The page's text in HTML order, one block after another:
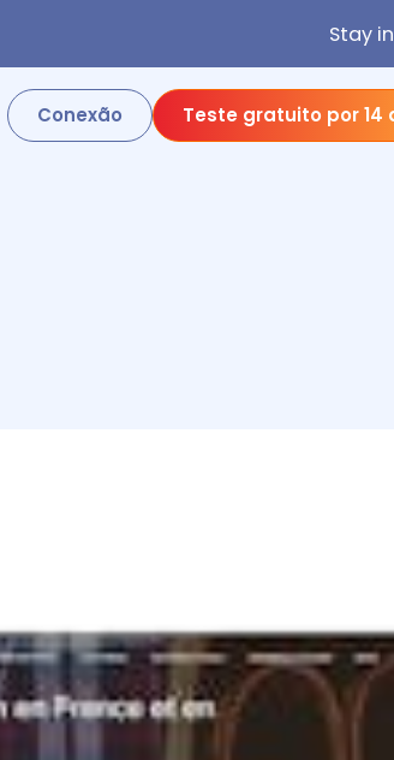
Stay
Conexão Teste gratuito por 14